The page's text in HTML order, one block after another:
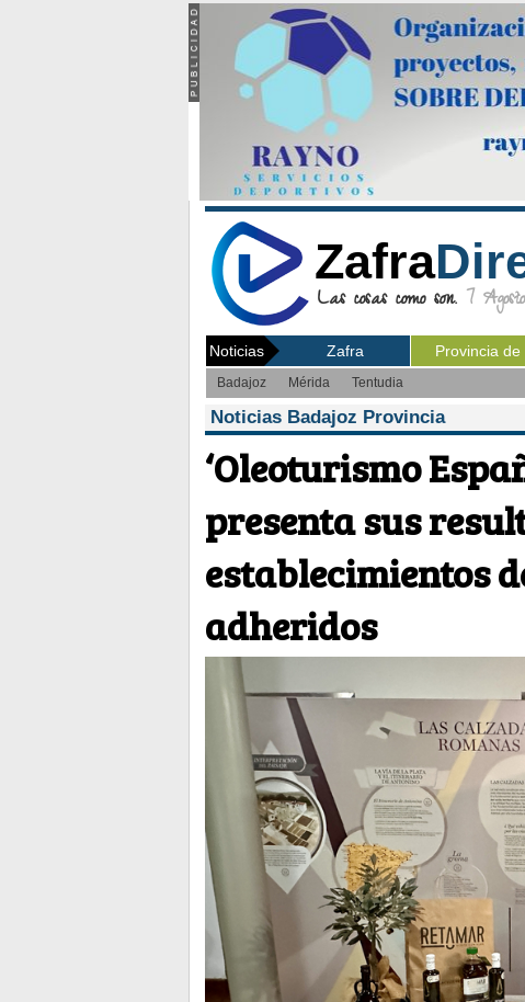
Zafra
Las cosas como son. 7
Noticias Zafra Provincia de
Badajoz Mérida Tentudia
Noticias Badajoz Provincia
‘Oleoturismo
presenta sus
establecimientos
adheridos